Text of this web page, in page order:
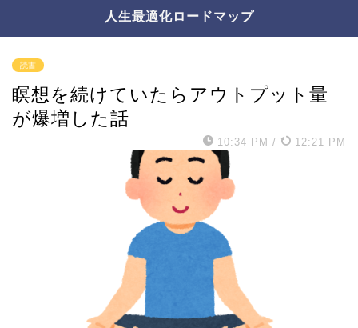
人生最適化ロードマップ
読書
瞑想を続けていたらアウトプット量
が爆増した話
10:34 PM / 12:21 PM